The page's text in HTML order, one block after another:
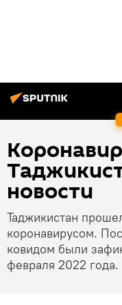
новости
Таджикистан
коронавирусом.
ковидом были
февраля 2022 года.